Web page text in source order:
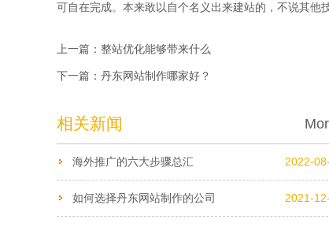
可自在完成。本来敢以自个名义出来建站的，不说其他
上一篇： 整站优化能够带来什么
下一篇： 丹东网站制作哪家好？
相关新闻
海外推广的六大步骤总汇 2022-
如何选择丹东网站制作的公司 2021-